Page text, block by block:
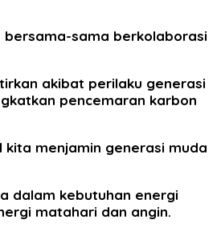
sama berkolaborasi
akibat perilaku generasi
pencemaran karbon
menjamin generasi muda
dalam kebutuhan energi
matahari dan angin.